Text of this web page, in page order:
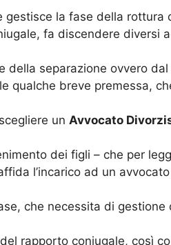
la fase della rottura
fa discendere diversi
della separazione ovvero
breve premessa,
un Avvocato
dei figli – che per
l’incarico ad un
che necessita di
rapporto coniugale, così